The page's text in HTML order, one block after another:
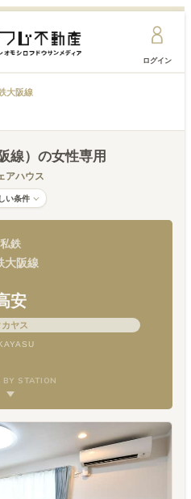
ログイン
大阪線
線） の女性専用
アハウス
い条件
私鉄
大阪線
安
カヤス
BY STATION